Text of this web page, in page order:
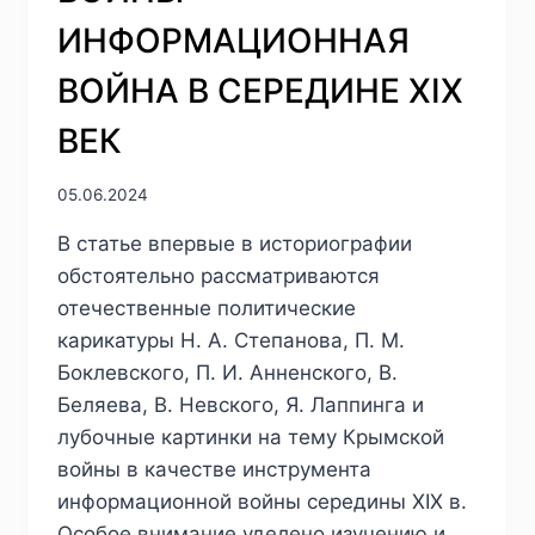
ИНФОРМАЦИОННАЯ
ВОЙНА В СЕРЕДИНЕ XIX
ВЕК
05.06.2024
В статье впервые в историографии
обстоятельно рассматриваются
отечественные политические
карикатуры Н. А. Степанова, П. М.
Боклевского, П. И. Анненского, В.
Беляева, В. Невского, Я. Лаппинга и
лубочные картинки на тему Крымской
войны в качестве инструмента
информационной войны середины XIX в.